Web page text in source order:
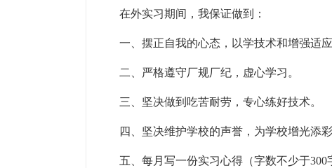
在外实习期间，我保证做到：
一、摆正自我的心态，以学技术和增强适
二、严格遵守厂规厂纪，虚心学习。
三、坚决做到吃苦耐劳，专心练好技术。
四、坚决维护学校的声誉，为学校增光添彩
五、每月写一份实习心得（字数不少于300